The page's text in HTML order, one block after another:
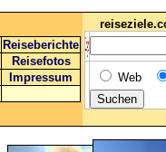
Reiseberichte
Reisefotos
Impressum
Web